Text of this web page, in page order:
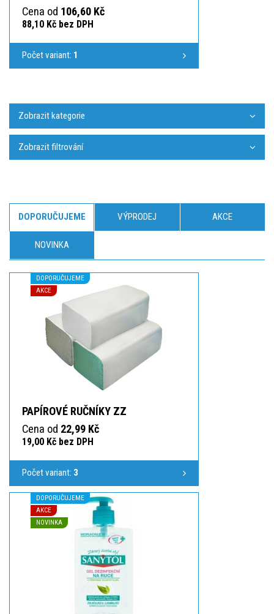
Cena od 106,60 Kč
88,10 Kč bez DPH
Počet variant: 1
Zobrazit kategorie
Zobrazit filtrování
DOPORUČUJEME VÝPRODEJ AKCE
NOVINKA
DOPORUČUJEME
AKCE
PAPÍROVÉ RUČNÍKY ZZ
Cena od 22,99 Kč
19,00 Kč bez DPH
Počet variant: 3
DOPORUČUJEME
AKCE
NOVINKA